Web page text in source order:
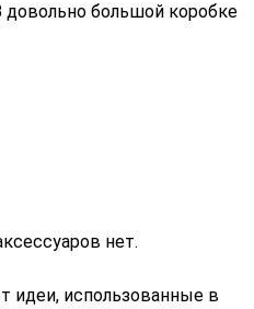
большой коробке
нет.
идеи, использованные в